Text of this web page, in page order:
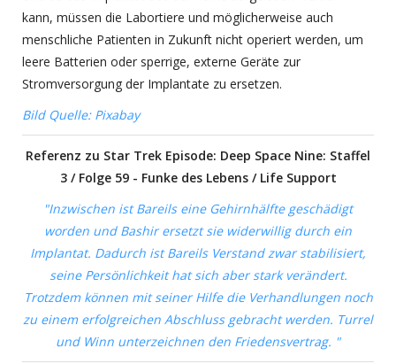
kann, müssen die Labortiere und möglicherweise auch
menschliche Patienten in Zukunft nicht operiert werden, um
leere Batterien oder sperrige, externe Geräte zur
Stromversorgung der Implantate zu ersetzen.
Bild Quelle: Pixabay
Referenz zu Star Trek Episode: Deep Space Nine: Staffel
3 / Folge 59 - Funke des Lebens / Life Support
"Inzwischen ist Bareils eine Gehirnhälfte geschädigt
worden und Bashir ersetzt sie widerwillig durch ein
Implantat. Dadurch ist Bareils Verstand zwar stabilisiert,
seine Persönlichkeit hat sich aber stark verändert.
Trotzdem können mit seiner Hilfe die Verhandlungen noch
zu einem erfolgreichen Abschluss gebracht werden. Turrel
und Winn unterzeichnen den Friedensvertrag. "